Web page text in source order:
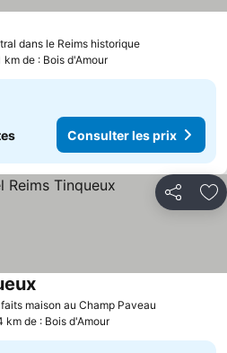
dans le Reims historique
km de : Bois d'Amour
Consulter les prix
Partager
maison au Champ Paveau
km de : Bois d'Amour